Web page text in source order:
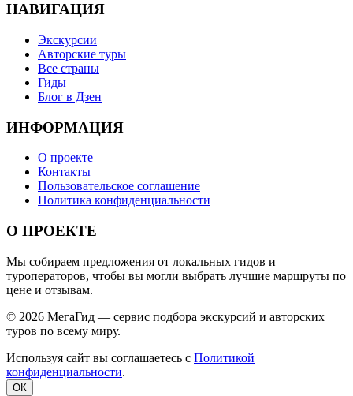
НАВИГАЦИЯ
Экскурсии
Авторские туры
Все страны
Гиды
Блог в Дзен
ИНФОРМАЦИЯ
О проекте
Контакты
Пользовательское соглашение
Политика конфиденциальности
О ПРОЕКТЕ
Мы собираем предложения от локальных гидов и
туроператоров, чтобы вы могли выбрать лучшие маршруты по
цене и отзывам.
© 2026 МегаГид — сервис подбора экскурсий и авторских
туров по всему миру.
Используя сайт вы соглашаетесь с Политикой
конфиденциальности.
ОК